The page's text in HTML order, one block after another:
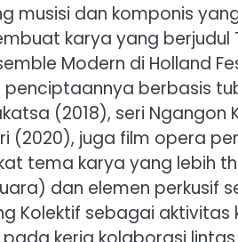
musisi dan komponis
karya yang
Modern di Holland
berbasis
(2018), seri Ngangon
(2020), juga film opera
tema karya yang lebih
dan elemen perkusif
Kolektif sebagai aktivitas